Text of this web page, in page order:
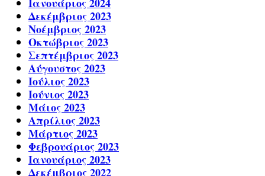
Δεκέμβριος 2023
Νοέμβριος 2023
Οκτώβριος 2023
Σεπτέμβριος 2023
Αύγουστος 2023
Ιούλιος 2023
Ιούνιος 2023
Μάιος 2023
Απρίλιος 2023
Μάρτιος 2023
Φεβρουάριος 2023
Ιανουάριος 2023
Δεκέμβριος 2022